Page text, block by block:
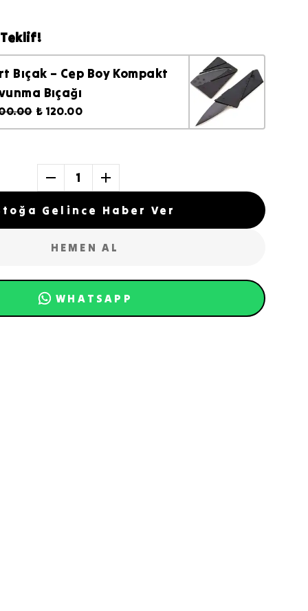
Teklif!
Bıçak – Cep Boy Kompakt
Bıçağı
₺ 120.00
1
Gelince Haber Ver
HEMEN AL
WHATSAPP